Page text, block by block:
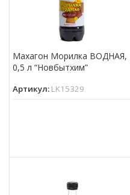
Махагон Морилка ВОДНАЯ,
0,5 л “Новбытхим”
Артикул: LK15329